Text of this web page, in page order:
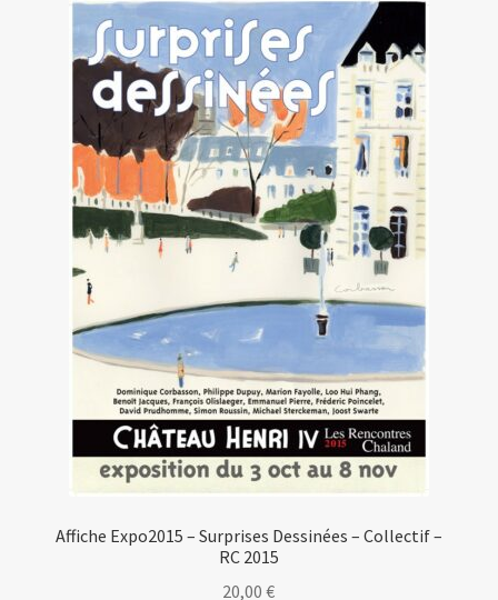
Affiche Expo2015 – Surprises Dessinées – Collectif –
RC 2015
20,00€